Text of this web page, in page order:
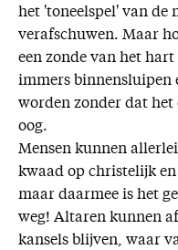
het 'toneelspel' van de
verafschuwen. Maar
een zonde van het
immers binnensluipen
worden zonder dat
oog.
Mensen kunnen
kwaad op christelijk
maar daarmee is het
weg! Altaren kunnen
kansels blijven, waar